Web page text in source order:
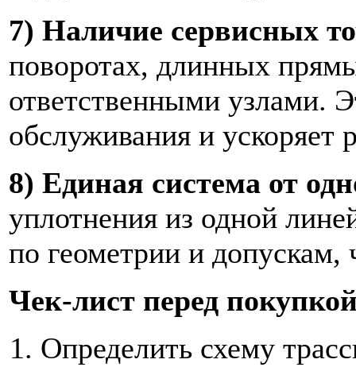
7) Наличие сервисных
поворотах, длинных
ответственными узлами.
обслуживания и ускоряет
8) Единая система от
уплотнения из одной
по геометрии и допускам,
Чек-лист перед
Определить схему